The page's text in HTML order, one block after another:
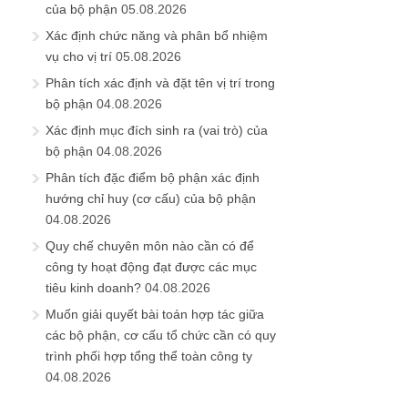
của bộ phận 05.08.2026
Xác định chức năng và phân bổ nhiệm
vụ cho vị trí 05.08.2026
Phân tích xác định và đặt tên vị trí trong
bộ phận 04.08.2026
Xác định mục đích sinh ra (vai trò) của
bộ phận 04.08.2026
Phân tích đặc điểm bộ phận xác định
hướng chỉ huy (cơ cấu) của bộ phận
04.08.2026
Quy chế chuyên môn nào cần có để
công ty hoạt động đạt được các mục
tiêu kinh doanh? 04.08.2026
Muốn giải quyết bài toán hợp tác giữa
các bộ phận, cơ cấu tổ chức cần có quy
trình phối hợp tổng thể toàn công ty
04.08.2026